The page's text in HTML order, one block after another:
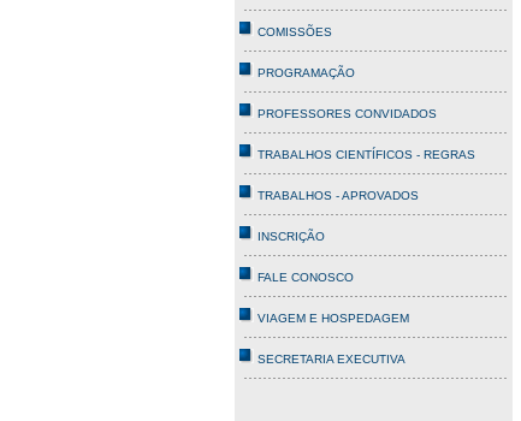
COMISSÕES
PROGRAMAÇÃO
PROFESSORES CONVIDADOS
TRABALHOS CIENTÍFICOS - REGRAS
TRABALHOS - APROVADOS
INSCRIÇÃO
FALE CONOSCO
VIAGEM E HOSPEDAGEM
SECRETARIA EXECUTIVA